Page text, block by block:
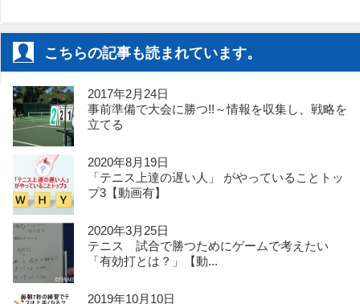
こちらの記事も読まれています。
2017年2月24日
事前準備で大会に勝つ!!～情報を収集し、戦略を
立てる
2020年8月19日
「テニス上達の遅い人」 がやっていることトッ
プ3【動画有】
2020年3月25日
テニス 試合で勝つためにゲームで考えたい
「有効打とは？」【動...
2019年10月10日